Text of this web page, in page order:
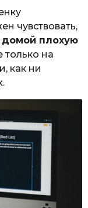
чувствовать,
домой плохую
только на
как ни